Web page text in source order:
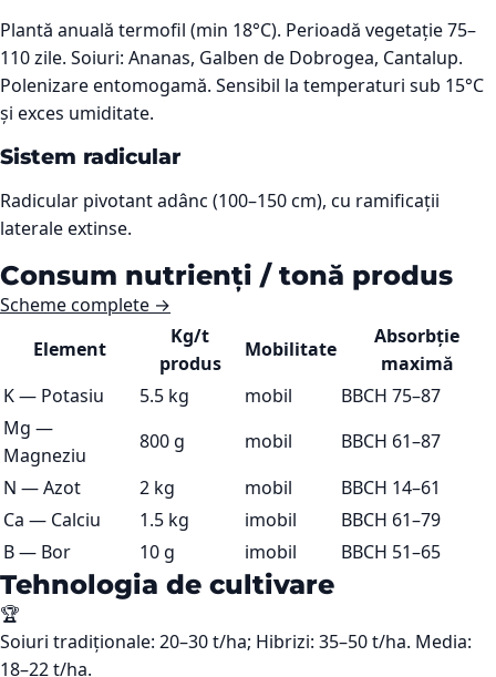
Plantă anuală termofil (min 18°C). Perioadă vegetație 75–
110 zile. Soiuri: Ananas, Galben de Dobrogea, Cantalup.
Polenizare entomogamă. Sensibil la temperaturi sub 15°C
și exces umiditate.
Sistem radicular
Radicular pivotant adânc (100–150 cm), cu ramificații
laterale extinse.
Consum nutrienți / tonă produs
Scheme complete →
Element
Kg/t
produs
Mobilitate
Absorbție
maximă
K— Potasiu 5.5 kg mobil
BBCH 75–87
Mg —
Magneziu
800 g mobil
BBCH 61–87
N —Azot 2 kg mobil
BBCH 14–61
Ca — Calciu 1.5 kg imobil
BBCH 61–79
B— Bor 10 g imobil BBCH 51–65
Tehnologia de cultivare
🏆
Soiuri tradiționale: 20–30 t/ha; Hibrizi: 35–50 t/ha. Media:
18–22 t/ha.